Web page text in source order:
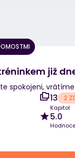
již
spokojeni,
13 2
Kapitol
5.0